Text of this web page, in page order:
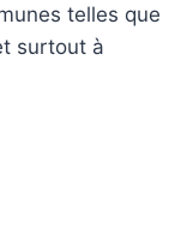
telles que
surtout à